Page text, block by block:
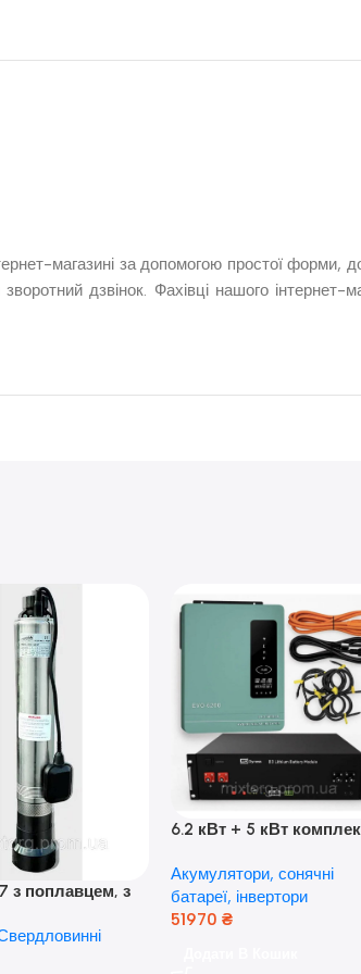
магазині за допомогою простої форми,
дзвінок. Фахівці нашого
з поплавцем, з
Польща)
6.2 кВт + 5 кВт
Гібридний інвертор
та акумулятор Dyness,
Акумулятори, сонячні
батареї, інвертори
51970 ₴